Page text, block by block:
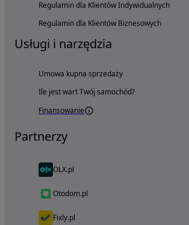
Regulamin dla Klientów Indywidualnych
Regulamin dla Klientów Biznesowych
Usługi i narzędzia
Umowa kupna sprzedaży
Ile jest wart Twój samochód?
Finansowanie
Partnerzy
OLX.pl
Otodom.pl
Fixly.pl